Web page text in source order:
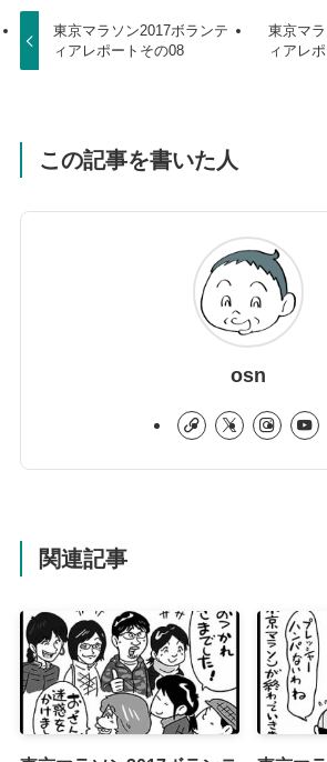
東京マラソン2017ボランテ
ィアレポートその08
東京マ
ィアレ
この記事を書いた人
osn
関連記事